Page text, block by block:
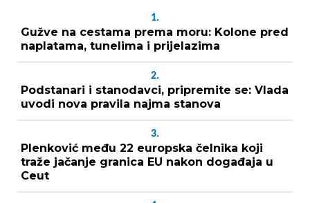
1.
Gužve na cestama prema moru: Kolone pred
naplatama, tunelima i prijelazima
2.
Podstanari i stanodavci, pripremite se: Vlada
uvodi nova pravila najma stanova
3.
Plenković među 22 europska čelnika koji
traže jačanje granica EU nakon događaja u
Ceut